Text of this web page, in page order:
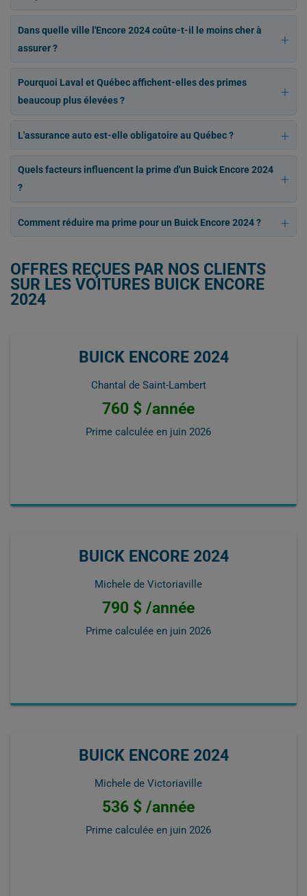
Dans quelle ville l'Encore 2024 coûte-t-il le moins cher à
assurer ?
Pourquoi Laval et Québec affichent-elles des primes
beaucoup plus élevées ?
L'assurance auto est-elle obligatoire au Québec ?
Quels facteurs influencent la prime d'un Buick Encore 2024
?
Comment réduire ma prime pour un Buick Encore 2024 ?
OFFRES REÇUES PAR NOS CLIENTS
SUR LES VOITURES BUICK ENCORE
2024
BUICK ENCORE 2024
Chantal de Saint-Lambert
760 $ /année
Prime calculée en juin 2026
BUICK ENCORE 2024
Michele de Victoriaville
790 $ /année
Prime calculée en juin 2026
BUICK ENCORE 2024
Michele de Victoriaville
536 $ /année
Prime calculée en juin 2026